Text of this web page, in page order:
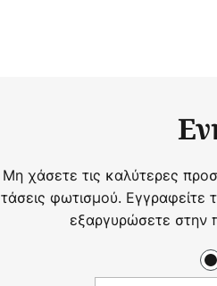
Μη χάσετε τις καλύτερες
τάσεις φωτισμού. Εγγραφείτε
εξαργυρώσετε στην